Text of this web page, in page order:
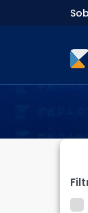
Por atuação
Para empresas